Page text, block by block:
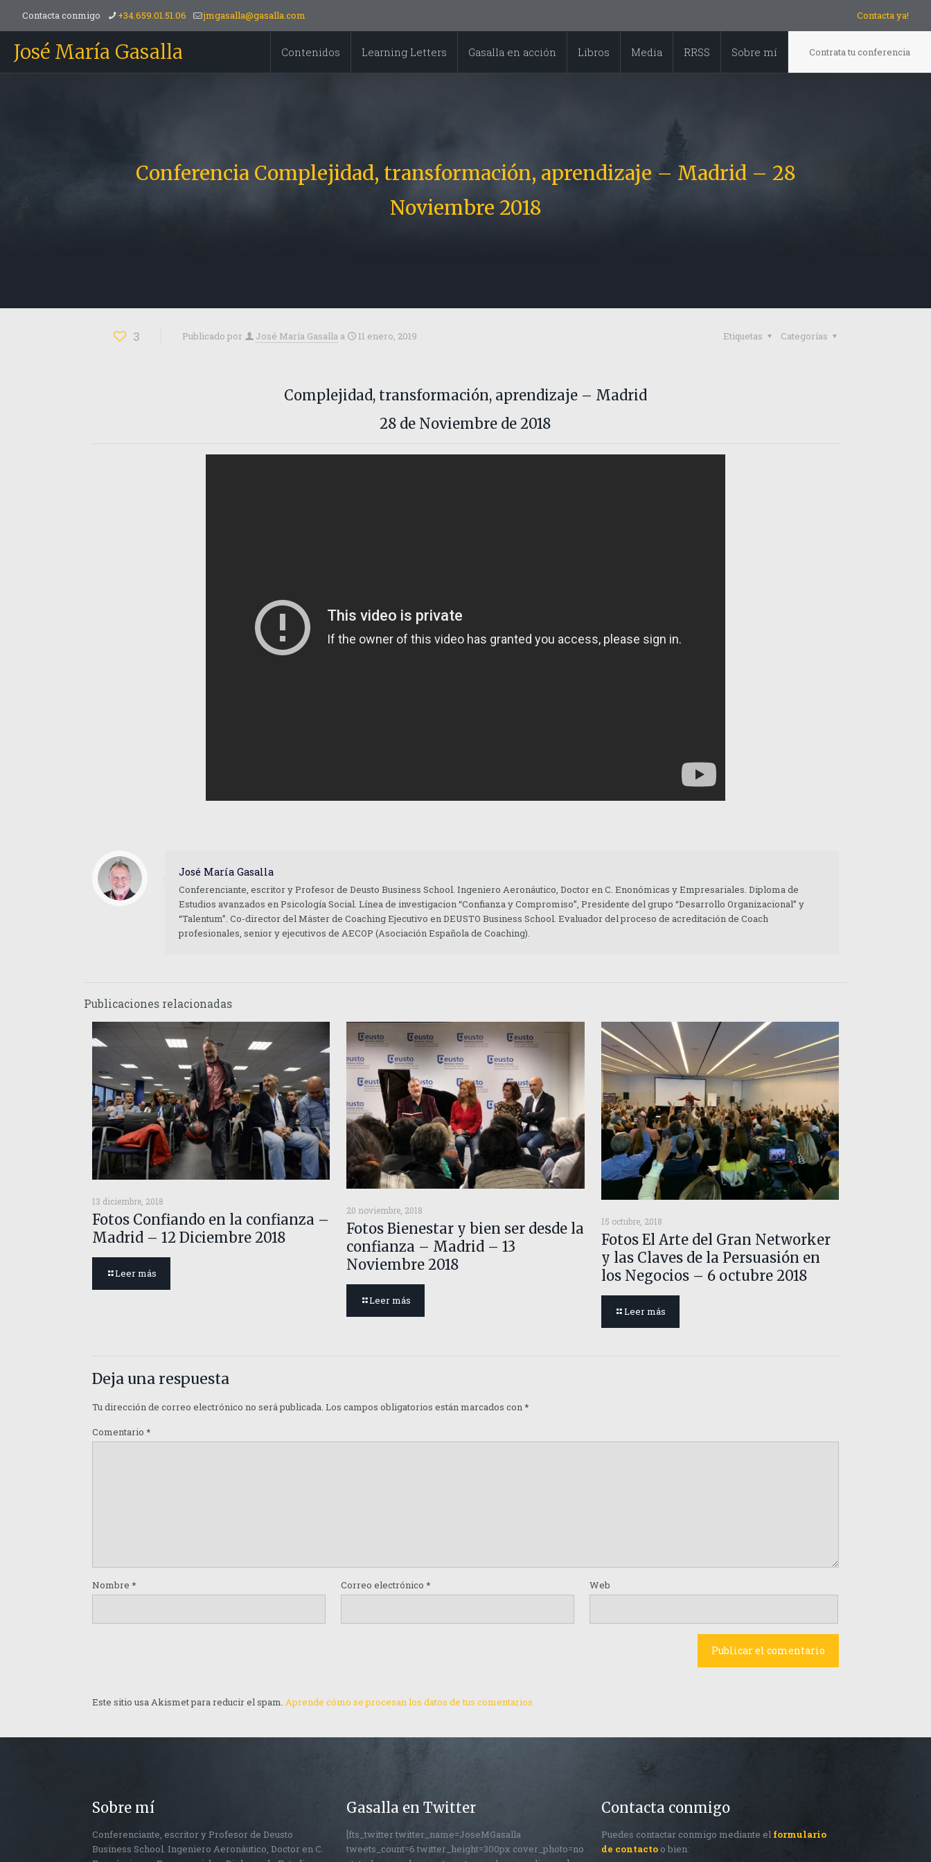
Contacta conmigo +34.659.01.51.06 jmgasalla@gasalla.com Contacta ya!
José María Gasalla Contenidos Learning Letters Gasalla en acción Libros Media RRSS Sobre mí Contrata tu conferencia
Conferencia Complejidad, transformación, aprendizaje – Madrid – 28
Noviembre 2018
3 Publicado por José María Gasalla a 11 enero, 2019 Categorías
Etiquetas
Complejidad, transformación, aprendizaje – Madrid
28 de Noviembre de 2018
José María Gasalla
Conferenciante, escritor y Profesor de Deusto Business School. Ingeniero Aeronáutico, Doctor en C. Enonómicas y Empresariales. Diploma de
Estudios avanzados en Psicología Social. Línea de investigacion “Confianza y Compromiso”, Presidente del grupo “Desarrollo Organizacional” y
“Talentum”. Co-director del Máster de Coaching Ejecutivo en DEUSTO Business School. Evaluador del proceso de acreditación de Coach
profesionales, senior y ejecutivos de AECOP (Asociación Española de Coaching).
Publicaciones relacionadas
13 diciembre, 2018
Fotos Confiando en la confianza –
Madrid – 12 Diciembre 2018
Leer más
20 noviembre, 2018
Fotos Bienestar y bien ser desde la
confianza – Madrid – 13
Noviembre 2018
Leer más
15 octubre, 2018
Fotos El Arte del Gran Networker
y las Claves de la Persuasión en
los Negocios – 6 octubre 2018
Leer más
Deja una respuesta
Tu dirección de correo electrónico no será publicada. Los campos obligatorios están marcados con*
Comentario *
Nombre * Correo electrónico * Web
Este sitio usa Akismet para reducir el spam. Aprende cómo se procesan los datos de tus comentarios.
Sobre mí
Conferenciante, escritor y Profesor de Deusto
Business School. Ingeniero Aeronáutico, Doctor en C.
Gasalla en Twitter
[fts_twitter twitter_name=JoseMGasalla
tweets_count=6 twitter_height=300px cover_photo=no
Contacta conmigo
Puedes contactar conmigo mediante el formulario
de contactoo bien: